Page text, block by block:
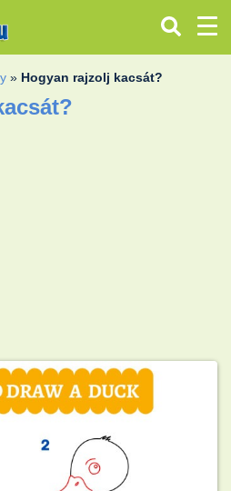
» Hogyan rajzolj kacsát?